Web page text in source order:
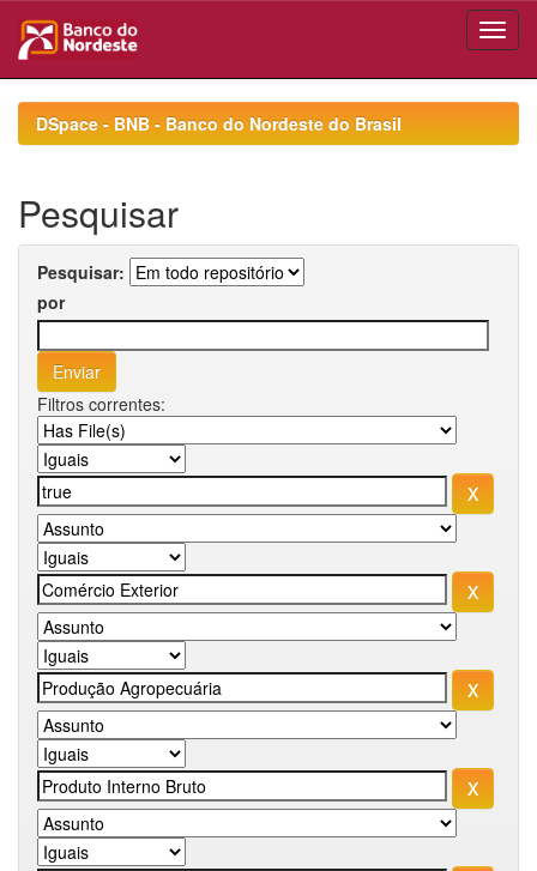
navigationDSpace - BNB - Banco do Nordeste do Brasil
Pesquisar
Pesquisar:
por
Filtros correntes: